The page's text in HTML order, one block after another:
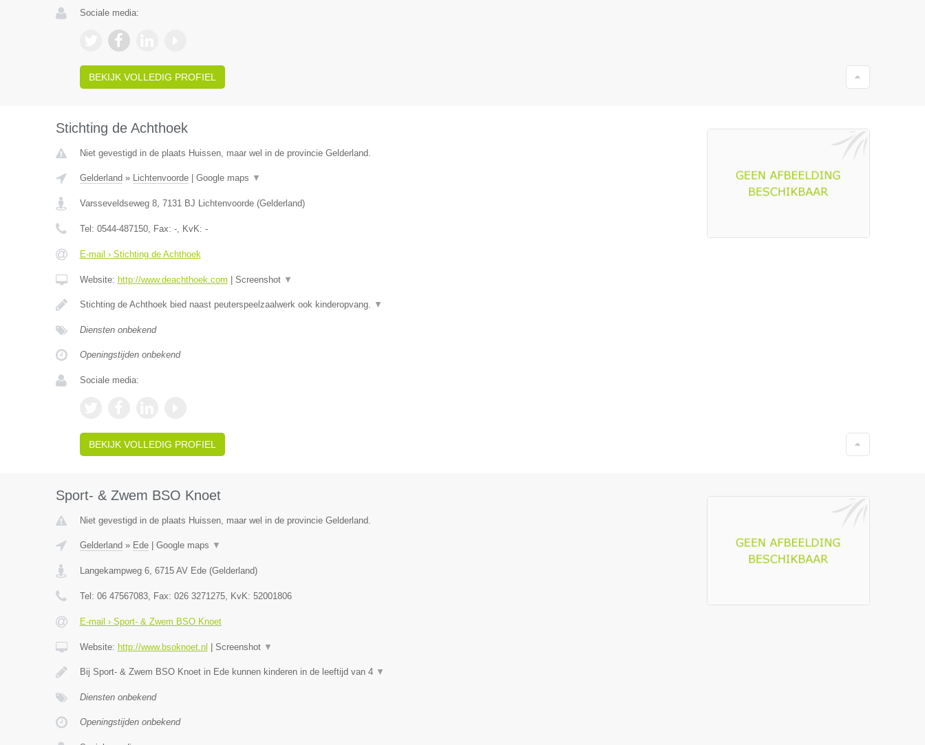
Sociale media:
BEKIJK VOLLEDIG PROFIEL
Stichting de Achthoek
Niet gevestigd in de plaats Huissen, maar wel in de provincie Gelderland.
Gelderland » Lichtenvoorde| Google maps ▼
Varsseveldseweg 8, 7131 BJ Lichtenvoorde(Gelderland)
Tel: 0544-487150, Fax: -, KvK: -
E-mail › Stichting de Achthoek
Website: http://www.deachthoek.com Screenshot ▼
Stichting de Achthoek bied naast peuterspeelzaalwerk ook kinderopvang. ▼
Diensten onbekend
Openingstijden onbekend
Sociale media:
BEKIJK VOLLEDIG PROFIEL
Sport- & Zwem BSO Knoet
Niet gevestigd in de plaats Huissen, maar wel in de provincie Gelderland.
Gelderland » Ede| Google maps ▼
Langekampweg 6, 6715 AV Ede(Gelderland)
Tel: 06 47567083, Fax: 026 3271275, KvK: 52001806
E-mail › Sport- & Zwem BSO Knoet
Website: http://www.bsoknoet.nl Screenshot ▼
Bij Sport- & Zwem BSO Knoet in Ede kunnen kinderen in de leeftijd van 4 ▼
Diensten onbekend
Openingstijden onbekend